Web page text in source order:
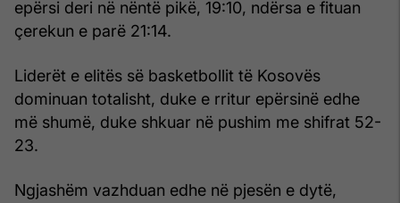
epërsi deri në nëntë pikë, 19:10, ndërsa e fituan
çerekun e parë 21:14.
Liderët e elitës së basketbollit të Kosovës
dominuan totalisht, duke e rritur epërsinë edhe
më shumë, duke shkuar në pushim me shifrat 52-
23.
Ngjashëm vazhduan edhe në pjesën e dytë,